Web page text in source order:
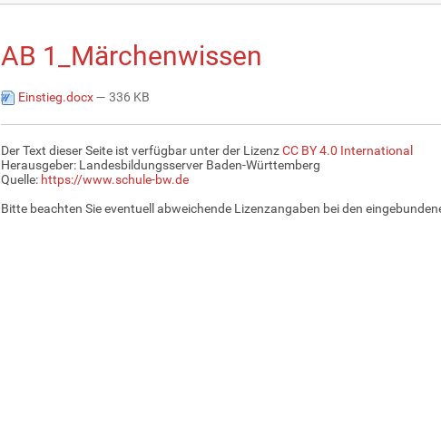
AB 1_Märchenwissen
Einstieg.docx— 336 KB
Der Text dieser Seite ist verfügbar unter der LizenzCC BY 4.0 International
Herausgeber: Landesbildungsserver Baden-Württemberg
Quelle: https://www.schule-bw.de
Bitte beachten Sie eventuell abweichende Lizenzangaben bei den